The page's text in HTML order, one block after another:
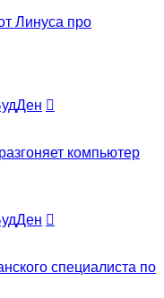
Линуса про
компьютер
специалиста по